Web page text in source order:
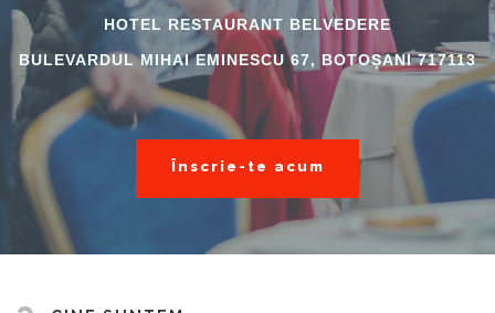
HOTEL RESTAURANT BELVEDERE
BULEVARDUL MIHAI EMINESCU 67, BOTOȘANI 717113
Înscrie-te acum